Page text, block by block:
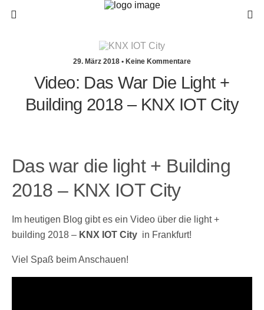
29. März 2018 • Keine Kommentare
Video: Das War Die Light +
Building 2018 – KNX IOT City
Das war die light + Building
2018 – KNX IOT City
Im heutigen Blog gibt es ein Video über die light +
building 2018 – KNX IOT City in Frankfurt!
Viel Spaß beim Anschauen!